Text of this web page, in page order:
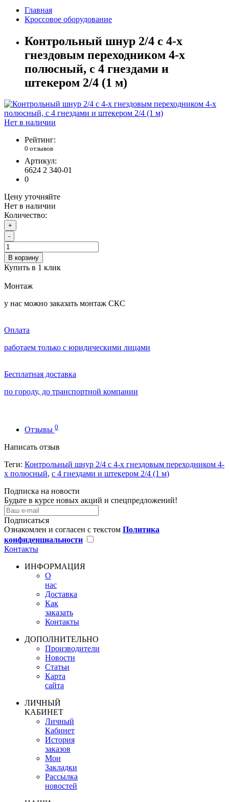
Главная
Кроссовое оборудование
Контрольный шнур 2/4 с 4-х
гнездовым переходником 4-х
полюсный, с 4 гнездами и
штекером 2/4 (1 м)
Нет в наличии
Рейтинг:
0 отзывов
Артикул:
6624 2 340-01
0
Цену уточняйте
Нет в наличии
Количество:
+
-
В корзину
Купить в 1 клик
Монтаж
у нас можно заказать монтаж СКС
Оплата
работаем только с юридическими лицами
Бесплатная доставка
по городу, до транспортной компании
Отзывы 0
Написать отзыв
Теги: Контрольный шнур 2/4 с 4-х гнездовым переходником 4-
х полюсный, с 4 гнездами и штекером 2/4 (1 м)
Подписка на новости
Будьте в курсе новых акций и спецпредложений!
Подписаться
Ознакомлен и согласен с текстом Политика
конфиденциальности
Контакты
ИНФОРМАЦИЯ
О
нас
Доставка
Как
заказать
Контакты
ДОПОЛНИТЕЛЬНО
Производители
Новости
Статьи
Карта
сайта
ЛИЧНЫЙ
КАБИНЕТ
Личный
Кабинет
История
заказов
Мои
Закладки
Рассылка
новостей